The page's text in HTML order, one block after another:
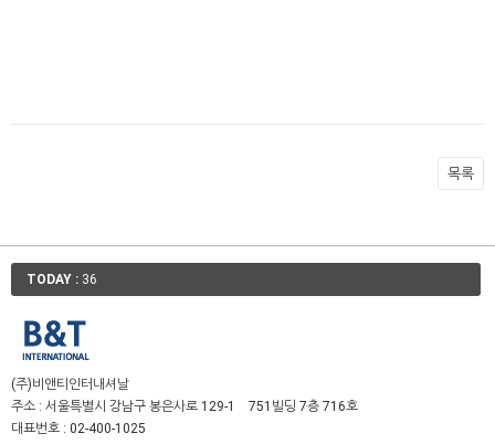
목록
TODAY : 36
(주)비앤티인터내셔날
주소 : 서울특별시 강남구 봉은사로 129-1 751빌딩 7층 716호
대표번호 : 02-400-1025